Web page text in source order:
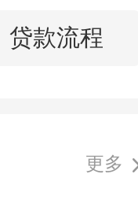
其他几处用
教育设施
贷款流程
更多